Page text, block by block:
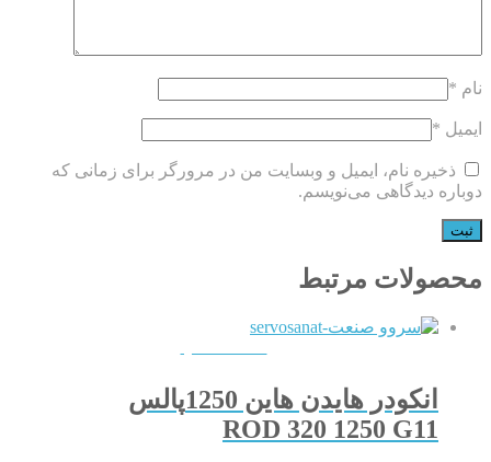
نام *
ایمیل *
ذخیره نام، ایمیل و وبسایت من در مرورگر برای زمانی که
دوباره دیدگاهی می‌نویسم.
محصولات مرتبط
انکودر هایدن هاین 1250پالس
ROD 320 1250 G11